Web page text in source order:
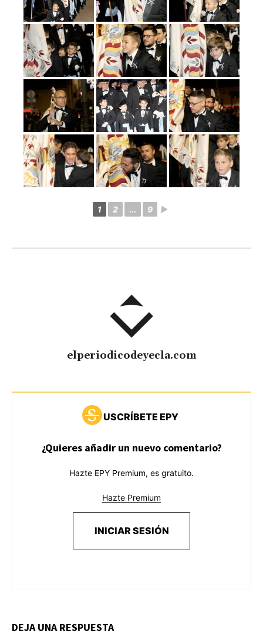
1 2 ... 9 ►
elperiodicodeyecla.com
USCRÍBETE EPY
¿Quieres añadir un nuevo comentario?
Hazte EPY Premium, es gratuito.
Hazte Premium
INICIAR SESIÓN
DEJA UNA RESPUESTA